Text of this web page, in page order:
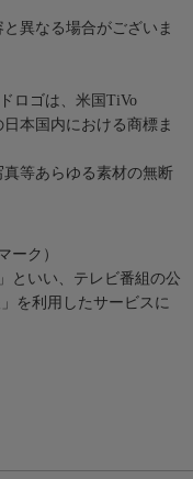
異なる場合がございま
ロゴは、米国TiVo
本国内における商標ま
等あらゆる素材の無断
ーク）
といい、テレビ番組の公
を利用したサービスに